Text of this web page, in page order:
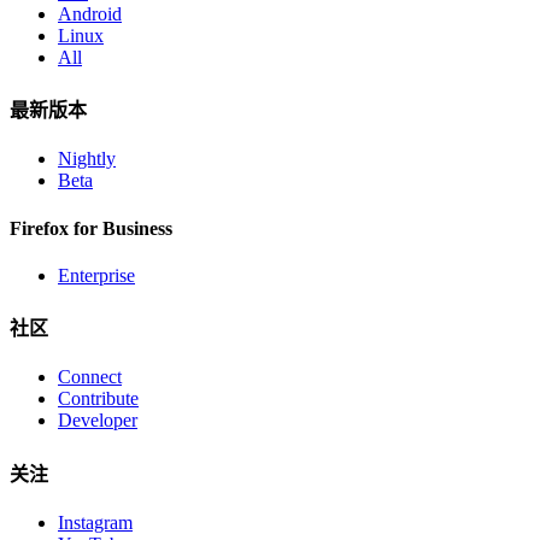
Android
Linux
All
最新版本
Nightly
Beta
Firefox for Business
Enterprise
社区
Connect
Contribute
Developer
关注
Instagram